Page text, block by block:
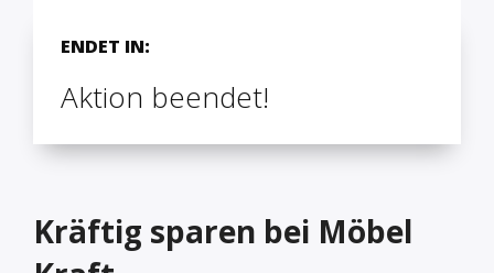
ENDET IN:
Aktion beendet!
Kräftig sparen bei Möbel